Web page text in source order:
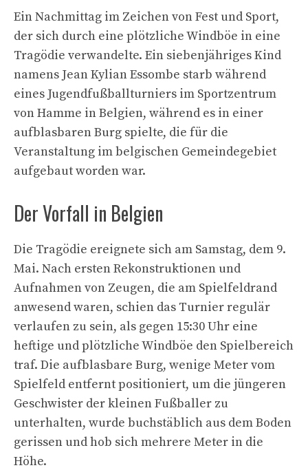
Ein Nachmittag im Zeichen von Fest und Sport,
der sich durch eine plötzliche Windböe in eine
Tragödie verwandelte. Ein siebenjähriges Kind
namens Jean Kylian Essombe starb während
eines Jugendfußballturniers im Sportzentrum
von Hamme in Belgien, während es in einer
aufblasbaren Burg spielte, die für die
Veranstaltung im belgischen Gemeindegebiet
aufgebaut worden war.
Der Vorfall in Belgien
Die Tragödie ereignete sich am Samstag, dem 9.
Mai. Nach ersten Rekonstruktionen und
Aufnahmen von Zeugen, die am Spielfeldrand
anwesend waren, schien das Turnier regulär
verlaufen zu sein, als gegen 15:30 Uhr eine
heftige und plötzliche Windböe den Spielbereich
traf. Die aufblasbare Burg, wenige Meter vom
Spielfeld entfernt positioniert, um die jüngeren
Geschwister der kleinen Fußballer zu
unterhalten, wurde buchstäblich aus dem Boden
gerissen und hob sich mehrere Meter in die
Höhe.